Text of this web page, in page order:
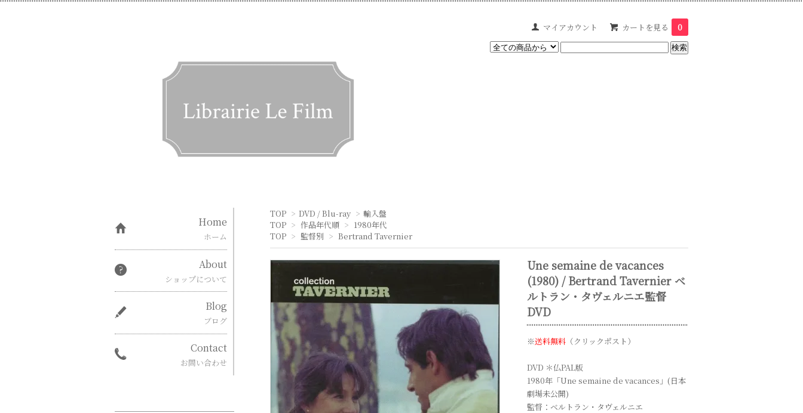
マイアカウント カートを見る 0
TOP > DVD / Blu-ray > 輸入盤
TOP > 作品年代順 > 1980年代
TOP > 監督別 > Bertrand Tavernier
Une semaine de vacances
(1980) / Bertrand Tavernier ベ
ルトラン・タヴェルニエ監督
DVD
※送料無料 （クリックポスト）
DVD ＊仏PAL版
1980年「Une semaine de vacances」(日本
劇場未公開)
監督：ベルトラン・タヴェルニエ
Home
ホーム
About
ショップについて
Blog
ブログ
Contact
お問い合わせ